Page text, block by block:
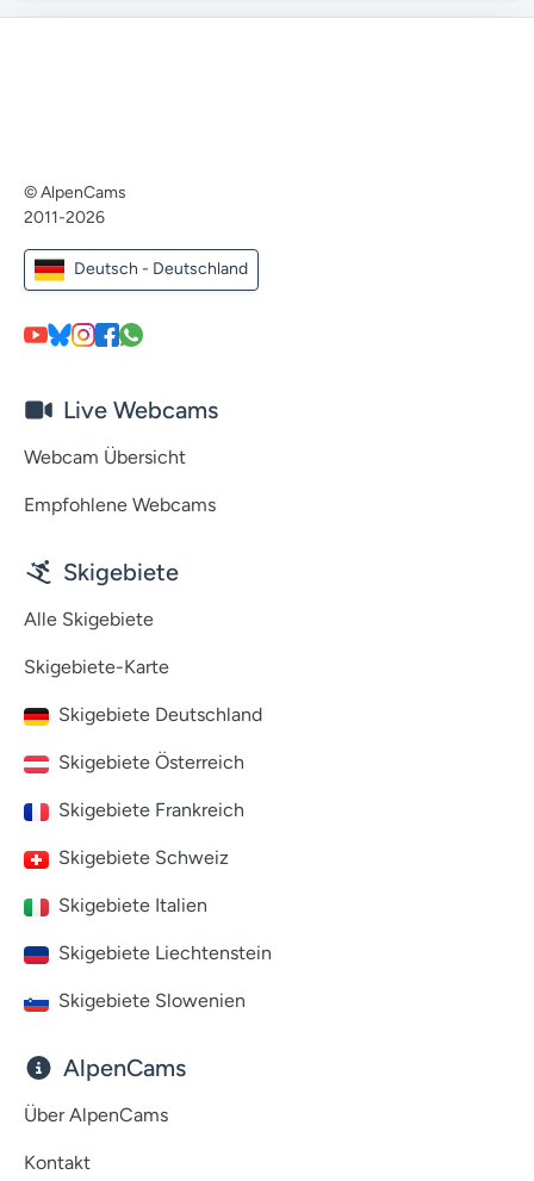
© AlpenCams
2011-2026
Deutsch - Deutschland
Live Webcams
Webcam Übersicht
Empfohlene Webcams
Skigebiete
Alle Skigebiete
Skigebiete-Karte
Skigebiete Deutschland
Skigebiete Österreich
Skigebiete Frankreich
Skigebiete Schweiz
Skigebiete Italien
Skigebiete Liechtenstein
Skigebiete Slowenien
AlpenCams
Über AlpenCams
Kontakt